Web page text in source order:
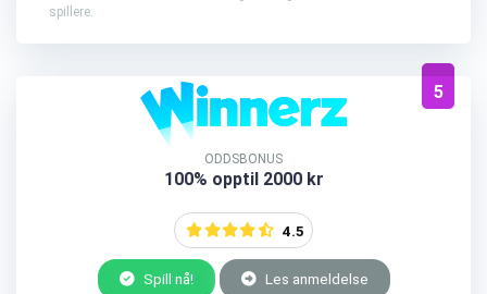
spillere.
5
ODDSBONUS
100% opptil 2000 kr
4.5
Spill nå! Les anmeldelse